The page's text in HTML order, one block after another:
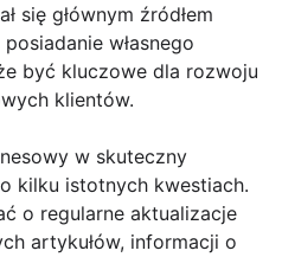
się głównym źródłem
własnego
być kluczowe dla rozwoju
klientów.
w skuteczny
kilku istotnych kwestiach.
o regularne aktualizacje
artykułów, informacji o